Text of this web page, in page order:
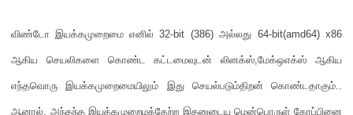
விண்டோ இயக்கமுறைமை எனில்32-bit (386) அல்லது 64-bit(amd64) x86
ஆகிய செயலிகளை கொண்ட கட்டமைவுடன் லினக்ஸ்,மேக்ஒஎக்ஸ் ஆகிய
எந்தவொரு இயக்கமுறைமையிலும் இது செயல்படும்திறன் கொண்டதாகும்..
ஆனால், அந்தந்த இயக்கமுறைமக்கேற்ற இதனுடையமென்பொருள ் கோப்பினை